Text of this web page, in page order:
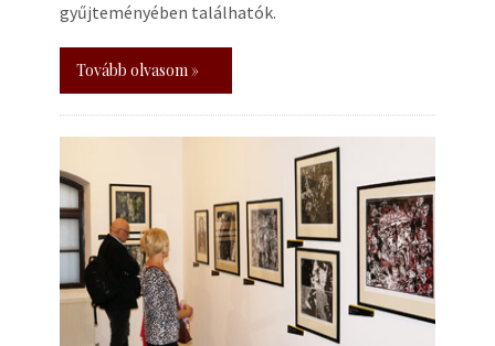
gyűjteményében találhatók.
Tovább olvasom »